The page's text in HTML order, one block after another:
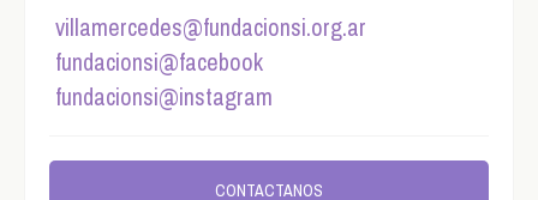
villamercedes@fundacionsi.org.ar
fundacionsi@facebook
fundacionsi@instagram
CONTACTANOS